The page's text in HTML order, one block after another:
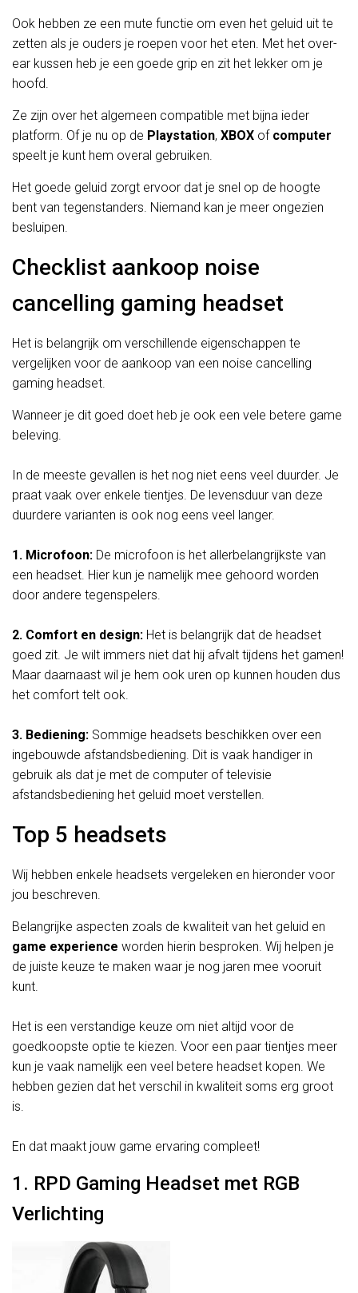
Ook hebben ze een mute functie om even het geluid uit te
zetten als je ouders je roepen voor het eten. Met het over-
ear kussen heb je een goede grip en zit het lekker om je
hoofd.
Ze zijn over het algemeen compatible met bijna ieder
platform. Of je nu op de Playstation, XBOX of computer
speelt je kunt hem overal gebruiken.
Het goede geluid zorgt ervoor dat je snel op de hoogte
bent van tegenstanders. Niemand kan je meer ongezien
besluipen.
Checklist aankoop noise
cancelling gaming headset
Het is belangrijk om verschillende eigenschappen te
vergelijken voor de aankoop van een noise cancelling
gaming headset.
Wanneer je dit goed doet heb je ook een vele betere game
beleving.
In de meeste gevallen is het nog niet eens veel duurder. Je
praat vaak over enkele tientjes. De levensduur van deze
duurdere varianten is ook nog eens veel langer.
1. Microfoon: De microfoon is het allerbelangrijkste van
een headset. Hier kun je namelijk mee gehoord worden
door andere tegenspelers.
2. Comfort en design: Het is belangrijk dat de headset
goed zit. Je wilt immers niet dat hij afvalt tijdens het gamen!
Maar daarnaast wil je hem ook uren op kunnen houden dus
het comfort telt ook.
3. Bediening: Sommige headsets beschikken over een
ingebouwde afstandsbediening. Dit is vaak handiger in
gebruik als dat je met de computer of televisie
afstandsbediening het geluid moet verstellen.
Top 5 headsets
Wij hebben enkele headsets vergeleken en hieronder voor
jou beschreven.
Belangrijke aspecten zoals de kwaliteit van het geluid en
game experience worden hierin besproken. Wij helpen je
de juiste keuze te maken waar je nog jaren mee vooruit
kunt.
Het is een verstandige keuze om niet altijd voor de
goedkoopste optie te kiezen. Voor een paar tientjes meer
kun je vaak namelijk een veel betere headset kopen. We
hebben gezien dat het verschil in kwaliteit soms erg groot
is.
En dat maakt jouw game ervaring compleet!
1. RPD Gaming Headset met RGB
Verlichting